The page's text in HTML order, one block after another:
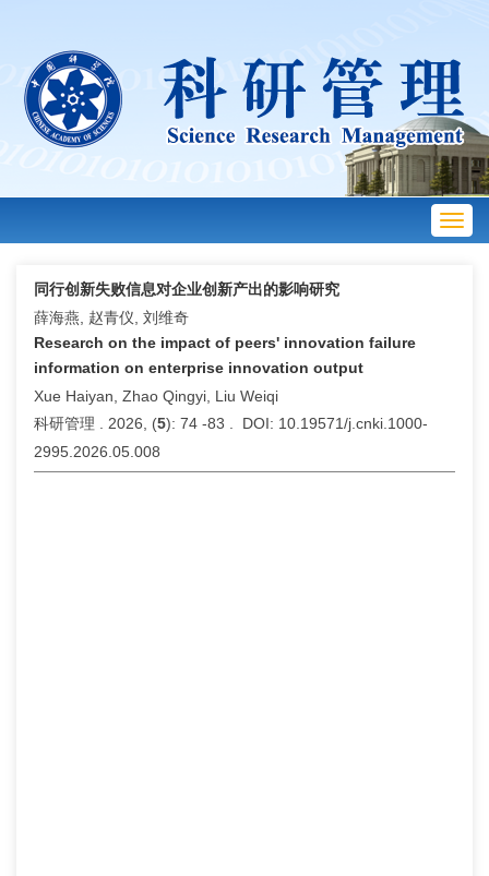
同行创新失败信息对企业创新产出的影响研究
薛海燕, 赵青仪, 刘维奇
Research on the impact of peers' innovation failure
information on enterprise innovation output
Xue Haiyan, Zhao Qingyi, Liu Weiqi
科研管理 . 2026, (5): 74 -83 . DOI: 10.19571/j.cnki.1000-
2995.2026.05.008